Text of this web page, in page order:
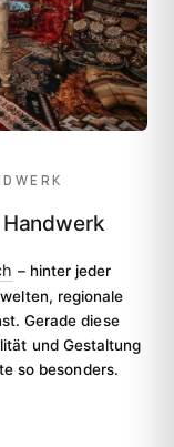
– hinter jeder
regionale
Gerade diese
und Gestaltung
so besonders.